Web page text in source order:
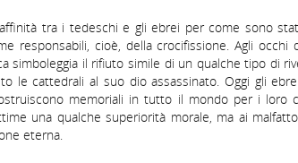
tra i tedeschi e gli ebrei per come sono
responsabili, cioè, della crocifissione. Agli occhi
simboleggia il rifiuto simile di un qualche tipo di
le cattedrali al suo dio assassinato. Oggi gli
memoriali in tutto il mondo per i loro
una qualche superiorità morale, ma ai
eterna.